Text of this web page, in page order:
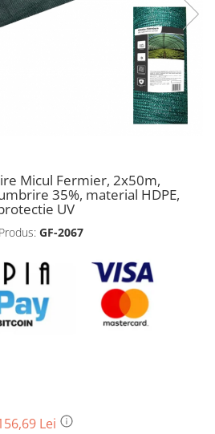
Micul Fermier, 2x50m,
35%, material HDPE,
UV
GF-2067
Lei